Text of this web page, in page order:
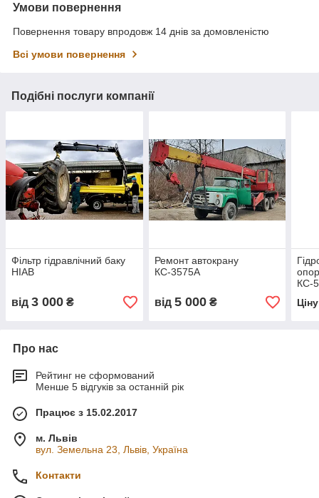
Умови повернення
Повернення товару впродовж 14 днів за домовленістю
Всі умови повернення
Подібні послуги компанії
Фільтр гідравлічний баку
HIAB
від 3 000 ₴
Ремонт автокрану
КС-3575А
від 5 000₴
КС-
Про нас
Рейтинг не сформований
Менше 5 відгуків за останній рік
Працює з 15.02.2017
м. Львів
вул. Земельна 23, Львів, Україна
Контакти